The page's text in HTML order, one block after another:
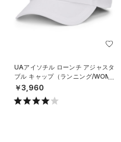
UAアイソチル ローンチ アジャスタ
ブル キャップ（ランニング/WOME
N）
￥3,960